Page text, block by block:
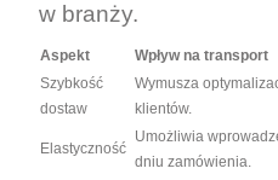
w branży.
Aspekt
Wpływ na transport
Szybkość
dostaw
Wymusza
klientów.
Elastyczność
Umożliwia
dniu zamówienia.